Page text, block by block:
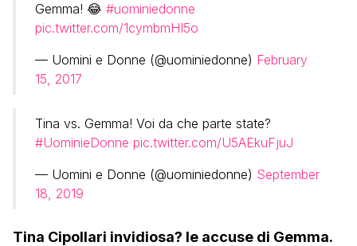
Gemma! 😂 #uominiedonne
pic.twitter.com/1cymbmHI5o
— Uomini e Donne (@uominiedonne) February
15, 2017
Tina vs. Gemma! Voi da che parte state?
#UominieDonne pic.twitter.com/U5AEkuFjuJ
— Uomini e Donne (@uominiedonne) September
18, 2019
Tina Cipollari invidiosa? le accuse di Gemma.